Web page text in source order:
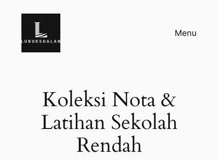
Menu
Koleksi Nota &
Latihan Sekolah
Rendah